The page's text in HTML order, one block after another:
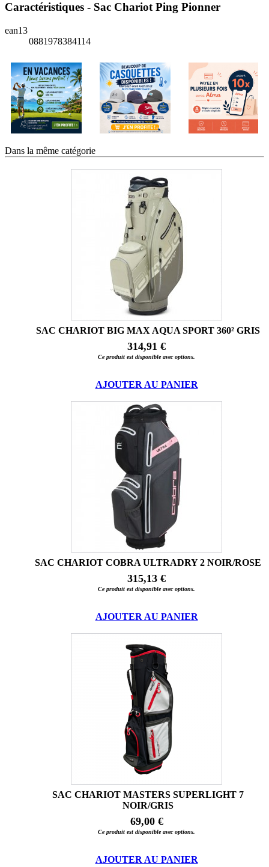
Caractéristiques - Sac Chariot Ping Pionner
ean13
0881978384114
Dans la même catégorie
SAC CHARIOT BIG MAX AQUA SPORT 360² GRIS
314,91 €
Ce produit est disponible avec options.
AJOUTER AU PANIER
SAC CHARIOT COBRA ULTRADRY 2 NOIR/ROSE
315,13 €
Ce produit est disponible avec options.
AJOUTER AU PANIER
SAC CHARIOT MASTERS SUPERLIGHT 7
NOIR/GRIS
69,00 €
Ce produit est disponible avec options.
AJOUTER AU PANIER